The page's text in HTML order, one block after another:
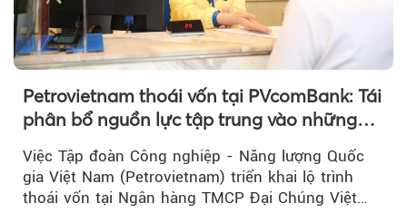
Petrovietnam thoái vốn tại PVcomBank: Tái
phân bổ nguồn lực tập trung vào những
Việc Tập đoàn Công nghiệp - Năng lượng Quốc
gia Việt Nam (Petrovietnam) triển khai lộ trình
thoái vốn tại Ngân hàng TMCP Đại Chúng Việt